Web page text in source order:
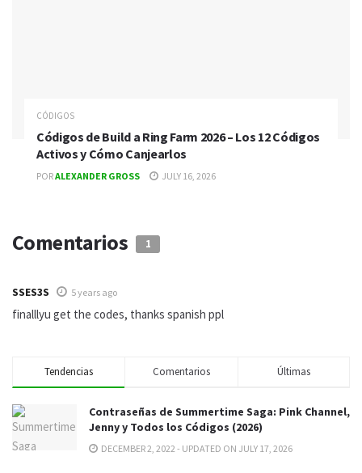
CÓDIGOS
Códigos de Build a Ring Farm 2026 – Los 12 Códigos
Activos y Cómo Canjearlos
PORALEXANDER GROSS JULY 16, 2026
Comentarios 1
SSES3S 5 years ago
finalllyu get the codes, thanks spanish ppl
Tendencias Comentarios Últimas
Contraseñas de Summertime Saga: Pink Channel,
Jenny y Todos los Códigos (2026)
DECEMBER 2, 2022 - UPDATED ON JULY 17, 2026